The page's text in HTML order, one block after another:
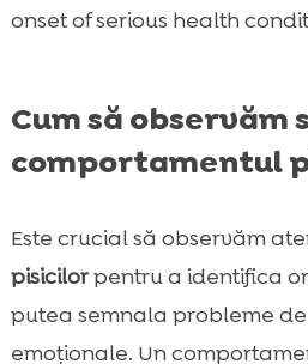
onset of serious health
Cum să observăm
comportamentul
Este crucial să observăm
pisicilorpentru a identifica
putea semnala probleme
emoționale. Un